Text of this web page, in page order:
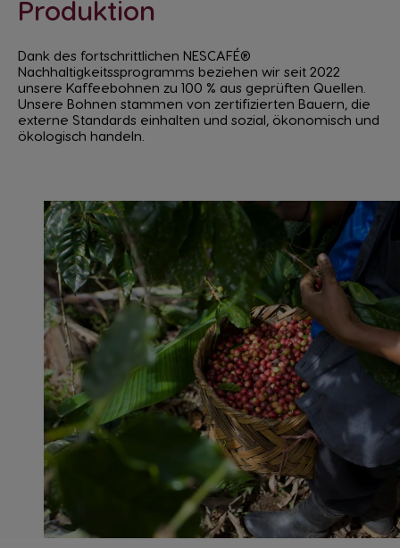
Produktion
Dank des fortschrittlichen NESCAFÉ®
Nachhaltigkeitssprogramms beziehen wir seit 2022
unsere Kaffeebohnen zu 100 % aus geprüften Quellen.
Unsere Bohnen stammen von zertifizierten Bauern, die
externe Standards einhalten und sozial, ökonomisch und
ökologisch handeln.